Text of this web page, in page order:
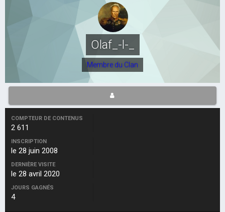
Olaf_-l-_
Membre du Clan
COMPTEUR DE CONTENUS
2 611
INSCRIPTION
le 28 juin 2008
DERNIÈRE VISITE
le 28 avril 2020
JOURS GAGNÉS
4